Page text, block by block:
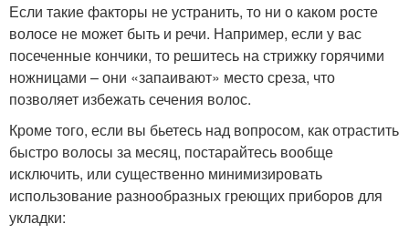
Если такие факторы не устранить, то ни о каком росте
волосе не может быть и речи. Например, если у вас
посеченные кончики, то решитесь на стрижку горячими
ножницами – они «запаивают» место среза, что
позволяет избежать сечения волос.
Кроме того, если вы бьетесь над вопросом, как отрастить
быстро волосы за месяц, постарайтесь вообще
исключить, или существенно минимизировать
использование разнообразных греющих приборов для
укладки: